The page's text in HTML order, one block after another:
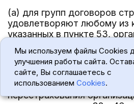
(a) для групп договоров
удовлетворяют любому из
указанных в пункте 53,
основе распределения
пунктах 55 - 59;
(b) для групп
перестрахования
Мы используем файлы Cookies
улучшения работы сайта.
сайте, Вы соглашаетесь с
использованием Cookies.